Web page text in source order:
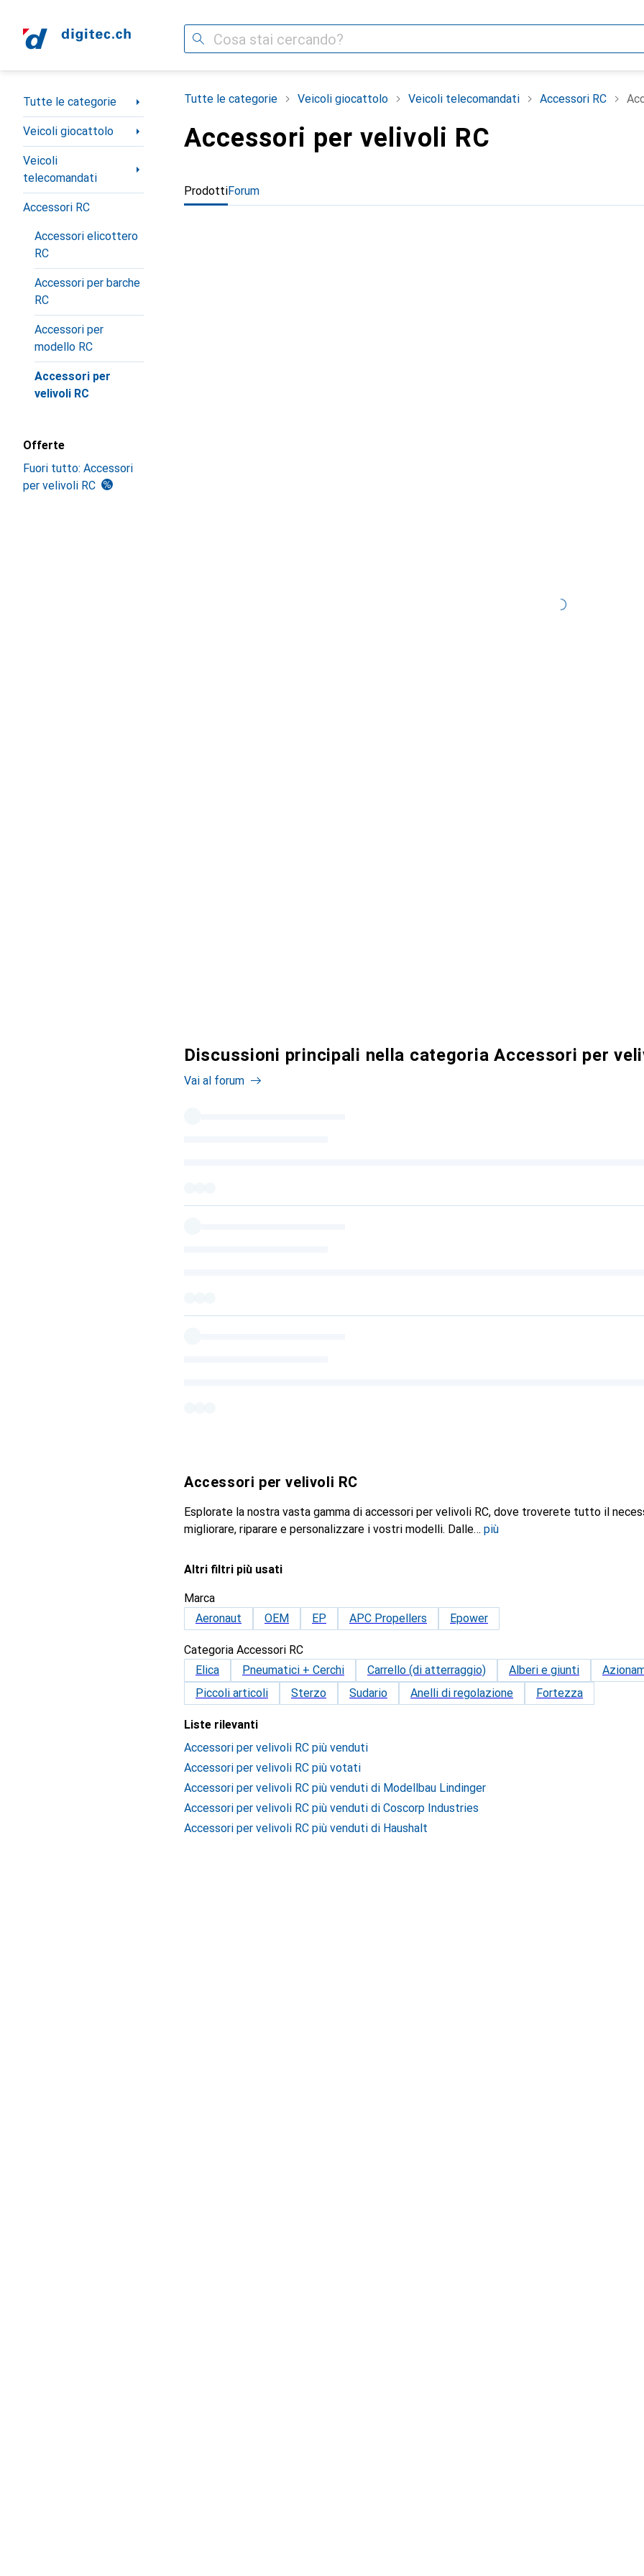
Cerca
Categoria Navigazione
Tutte le categorie
Veicoli giocattolo
Veicoli
telecomandati
Accessori RC
Accessori elicottero
RC
Accessori per barche
RC
Accessori per
modello RC
Accessori per
velivoli RC
Offerte
Fuori tutto: Accessori
per velivoli RC
Tutte le categorie Veicoli giocattolo Veicoli telecomandati Accessori RC
Accessori per velivoli RC
ProdottiForum
Discussioni principali nella categoria Accessori per
Vai al forum
Accessori per velivoli RC
Esplorate la nostra vasta gamma di accessori per velivoli RC, dove troverete tutto il
migliorare, riparare e personalizzare i vostri modelli. Dalle
più
Altri filtri più usati
Marca
Aeronaut
OEM EP APC Propellers Epower
Categoria Accessori RC
Elica
Pneumatici + Cerchi Carrello (di atterraggio) Alberi e giunti
Piccoli articoli
Sterzo Sudario Anelli di regolazione Fortezza
Liste rilevanti
Accessori per velivoli RC più venduti
Accessori per velivoli RC più votati
Accessori per velivoli RC più venduti di Modellbau Lindinger
Accessori per velivoli RC più venduti di Coscorp Industries
Accessori per velivoli RC più venduti di Haushalt